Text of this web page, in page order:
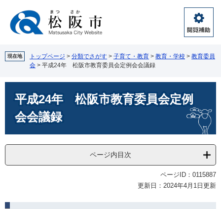
閲
覧
助
現在地 トップページ > 分類でさがす > 子育て・教育 > 教育・学校 > 教育委員
会 > 平成24年 松阪市教育委員会定例会会議録
平成24年 松阪市教育委員会定例
会会議録
ページ内目次
ページID：0115887
更新日：2024年4月1日更新